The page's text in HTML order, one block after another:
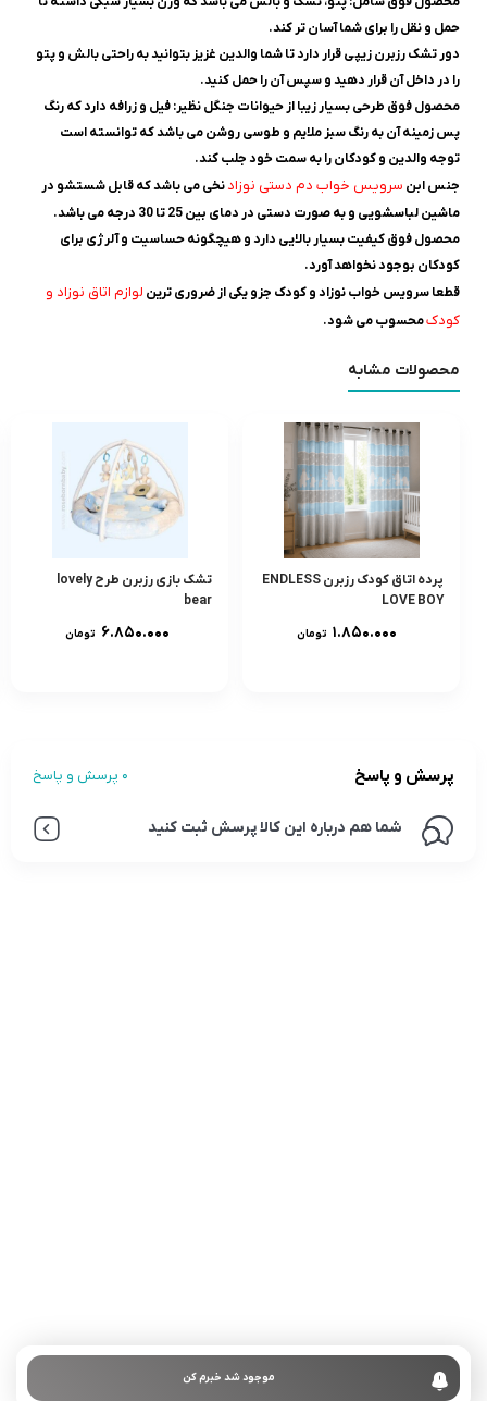
موجود شد خبرم کن
حمل و نقل را برای شما آسان تر کند.
دور تشک رزبرن زیپی قرار دارد تا شما والدین غزیز بتوانید به راحتی بالش و پتو
را در داخل آن قرار دهید و سپس آن را حمل کنید.
محصول فوق طرحی بسیار زیبا از حیوانات جنگل نظیر: فیل و زرافه دارد که رنگ
پس زمینه آن به رنگ سبز ملایم و طوسی روشن می باشد که توانسته است
توجه والدین و کودکان را به سمت خود جلب کند.
جنس ابن سرویس خواب دم دستی نوزادنخی می باشد که قابل شستشو در
ماشین لباسشویی و به صورت دستی در دمای بین 25 تا 30 درجه می باشد.
محصول فوق کیفیت بسیار بالایی دارد و هیچگونه حساسیت و آلرژی برای
کودکان بوجود نخواهد آورد.
قطعا سرویس خواب نوزاد و کودک جزو یکی از ضروری ترین لوازم اتاق نوزاد و
کودکمحسوب می شود.
محصولات مشابه
پرده اتاق کودک رزبرن ENDLESS
LOVE BOY
۱.۸۵۰.۰۰۰ تومان
تشک بازی رزبرن طرح lovely
bear
۶.۸۵۰.۰۰۰ تومان
پرسش و پاسخ 0 پرسش و پاسخ
شما هم درباره این کالا پرسش ثبت کنید